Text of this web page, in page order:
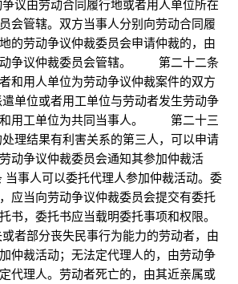
由劳动合同履行地或者用人单位所在
会管辖。双方当事人分别向劳动合同履
的劳动争议仲裁委员会申请仲裁的，由
动争议仲裁委员会管辖。 第二十二条
和用人单位为劳动争议仲裁案件的双方
位或者用工单位与劳动者发生劳动争
和用工单位为共同当事人。 第二十三
理结果有利害关系的第三人，可以申请
动争议仲裁委员会通知其参加仲裁活
人可以委托代理人参加仲裁活动。委
应当向劳动争议仲裁委员会提交有委托
书，委托书应当载明委托事项和权限。
部分丧失民事行为能力的劳动者，由
仲裁活动；无法定代理人的，由劳动争
代理人。劳动者死亡的，由其近亲属或